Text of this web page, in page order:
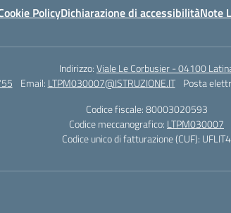
PolicyDichiarazione di accessibilitàNote
Indirizzo:Viale Le Corbusier - 04100
Email: LTPM030007@ISTRUZIONE.IT Posta
Codice fiscale: 80003020593
Codice meccanografico: LTPM030007
Codice unico di fatturazione (CUF): UFLIT4